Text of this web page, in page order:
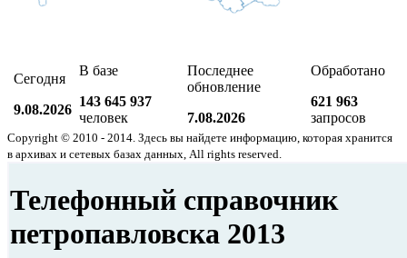
Сегодня
9.08.2026
В базе
143 645 937
человек
Последнее
обновление
7.08.2026
Обработано
621 963
запросов
Copyright © 2010 - 2014. Здесь вы найдете информацию, которая хранится
в архивах и сетевых базах данных, All rights reserved.
Телефонный справочник
петропавловска 2013